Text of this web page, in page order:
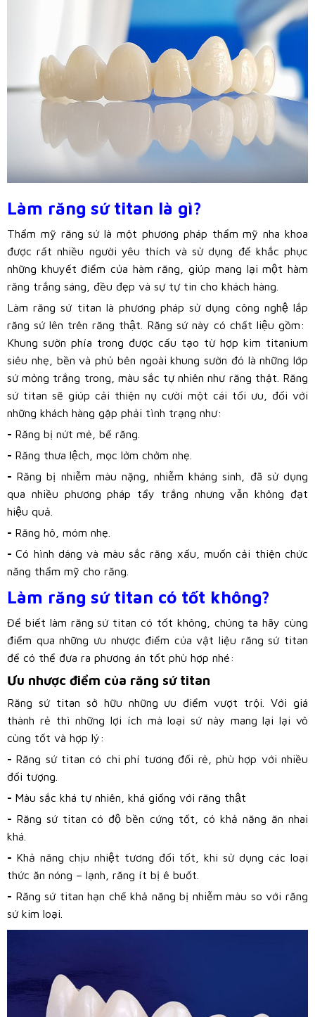
Làm răng sứ titan là gì?
Thẩm mỹ răng sứ là một phương pháp thẩm mỹ nha khoa
được rất nhiều người yêu thích và sử dụng để khắc phục
những khuyết điểm của hàm răng, giúp mang lại một hàm
răng trắng sáng, đều đẹp và sự tự tin cho khách hàng.
Làm răng sứ titan là phương pháp sử dụng công nghệ lắp
răng sứ lên trên răng thật. Răng sứ này có chất liệu gồm:
Khung sườn phía trong được cấu tạo từ hợp kim titanium
siêu nhẹ, bền và phủ bên ngoài khung sườn đó là những lớp
sứ mỏng trắng trong, màu sắc tự nhiên như răng thật. Răng
sứ titan sẽ giúp cải thiện nụ cười một cái tối ưu, đối với
những khách hàng gặp phải tình trạng như:
- Răng bị nứt mẻ, bể răng.
- Răng thưa lệch, mọc lởm chởm nhẹ.
- Răng bị nhiễm màu nặng, nhiễm kháng sinh, đã sử dụng
qua nhiều phương pháp tẩy trắng nhưng vẫn không đạt
hiệu quả.
- Răng hô, móm nhẹ.
-Có hình dáng và màu sắc răng xấu, muốn cải thiện chức
năng thẩm mỹ cho răng.
Làm răng sứ titan có tốt không?
Để biết làm răng sứ titan có tốt không, chúng ta hãy cùng
điểm qua những ưu nhược điểm của vật liệu răng sứ titan
để có thể đưa ra phương án tốt phù hợp nhé:
Ưu nhược điểm của răng sứ titan
Răng sứ titan sở hữu những ưu điểm vượt trội. Với giá
thành rẻ thì những lợi ích mà loại sứ này mang lại lại vô
cùng tốt và hợp lý:
- Răng sứ titan có chi phí tương đối rẻ, phù hợp với nhiều
đối tượng.
- Màu sắc khá tự nhiên, khá giống với răng thật
- Răng sứ titan có độ bền cứng tốt, có khả năng ăn nhai
khá.
- Khả năng chịu nhiệt tương đối tốt, khi sử dụng các loại
thức ăn nóng – lạnh, răng ít bị ê buốt.
- Răng sứ titan hạn chế khả năng bị nhiễm màu so với răng
sứ kim loại.